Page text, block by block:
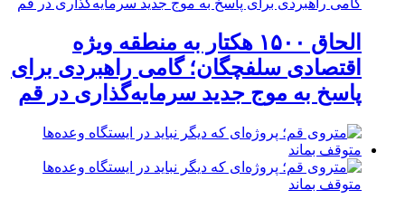
الحاق ۱۵۰۰ هکتار به منطقه ویژه
اقتصادی سلفچگان؛ گامی راهبردی برای
پاسخ به موج جدید سرمایه‌گذاری در قم